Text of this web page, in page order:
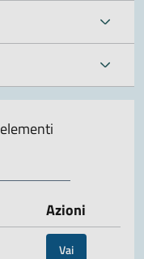
elementi
Azioni
Vai